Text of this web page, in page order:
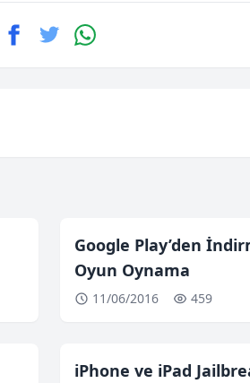
Google Play’den
Oyun Oynama
11/06/2016 459
iPhone ve iPad